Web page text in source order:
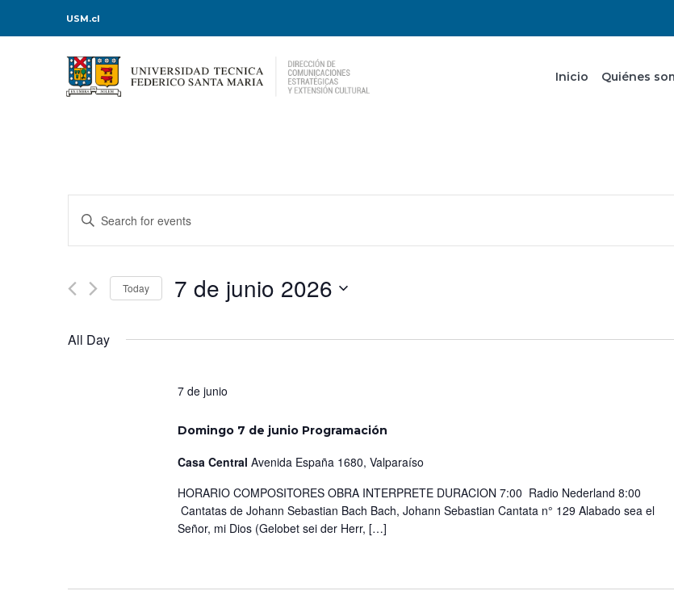
USM.cl
Inicio Quiénes
Events
Search
and
Views
Navigation
Keyword.
for
Keyword.
Today 7 de junio 2026
All Day
7 de junio
Domingo 7 de junio Programación
Casa Central Avenida España 1680, Valparaíso
HORARIO COMPOSITORES OBRA INTERPRETE DURACION 7:00 Radio Nederland 8:00
Cantatas de Johann Sebastian Bach Bach, Johann Sebastian Cantata n° 129 Alabado sea el
Señor, mi Dios (Gelobet sei der Herr, […]